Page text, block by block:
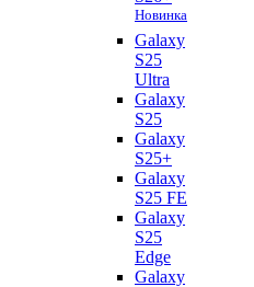
Новинка
Galaxy
S25
Ultra
Galaxy
S25
Galaxy
S25+
Galaxy
S25 FE
Galaxy
S25
Edge
Galaxy